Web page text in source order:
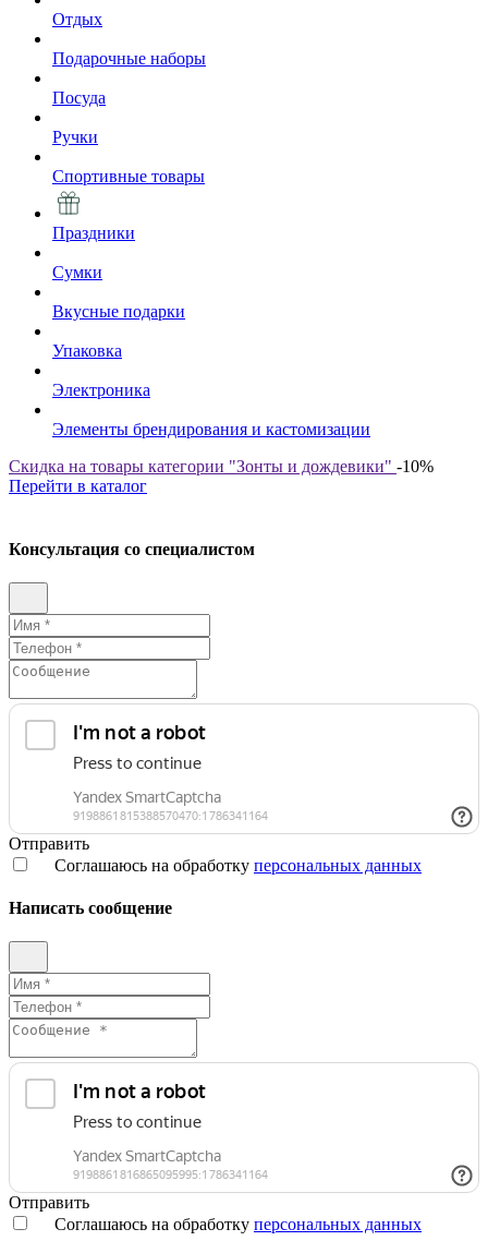
Отдых
Подарочные наборы
Посуда
Ручки
Спортивные товары
Праздники
Сумки
Вкусные подарки
Упаковка
Электроника
Элементы брендирования и кастомизации
Скидка на товары категории "Зонты и дождевики" -10%
Перейти в каталог
Консультация со специалистом
Отправить
Соглашаюсь на обработку персональных данных
Написать сообщение
Отправить
Соглашаюсь на обработку персональных данных